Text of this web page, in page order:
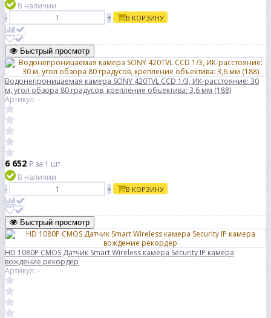
В наличии
-
+ В КОРЗИНУ
Быстрый просмотр
Водонепроницаемая камера SONY 420TVL CCD 1/3, ИК-расстояние: 30
м, угол обзора 80 градусов, крепление объектива: 3,6 мм (188)
Артикул: -
6 652 ₽ за 1 шт
В наличии
-
+ В КОРЗИНУ
Быстрый просмотр
HD 1080P CMOS Датчик Smart Wireless камера Security IP камера
вождение рекордер
Артикул: -